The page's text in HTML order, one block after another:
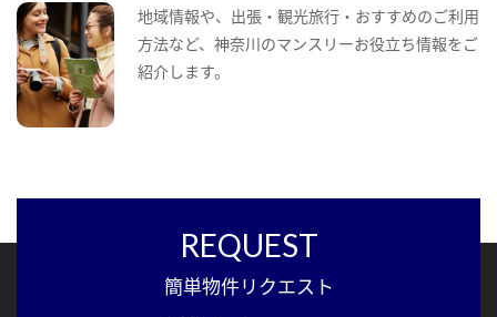
地域情報や、出張・観光旅行・おすすめのご利用
方法など、神奈川のマンスリーお役立ち情報をご
紹介します。
REQUEST
簡単物件リクエスト